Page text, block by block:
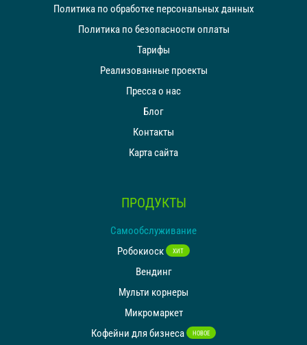
Интернет-магазин
Кофейни под вашим брендом
Продающий экран
ОБРАТНАЯ СВЯЗЬ
Политика по обработке персональных данных
Политика по безопасности оплаты
Тарифы
Реализованные проекты
Пресса о нас
Блог
Контакты
Карта сайта
ПРОДУКТЫ
Самообслуживание
Робокиоск
ХИТ
Вендинг
Мульти корнеры
Микромаркет
Кофейни для бизнеса
НОВОЕ